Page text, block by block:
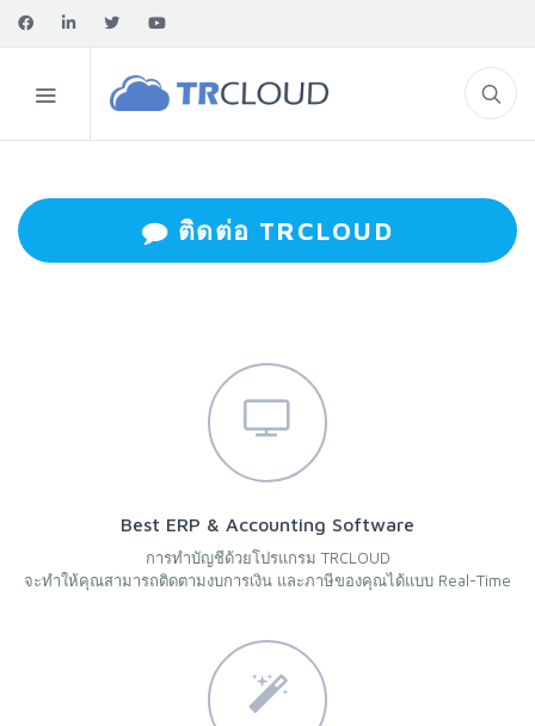
ติดต่อ TRCLOUD
Best ERP & Accounting Software
การทำบัญชีด้วยโปรแกรม TRCLOUD
จะทำให้คุณสามารถติดตามงบการเงิน และภาษีของคุณได้แบบ Real-Time